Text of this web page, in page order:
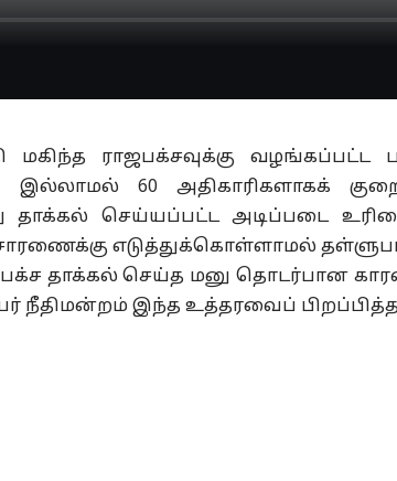
மகிந்த ராஜபக்சவுக்கு வழங்கப்பட்ட
இல்லாமல் 60 அதிகாரிகளாகக்
தாக்கல் செய்யப்பட்ட அடிப்படை
எடுத்துக்கொள்ளாமல்
தாக்கல் செய்த மனு தொடர்பான
நீதிமன்றம் இந்த உத்தரவைப்